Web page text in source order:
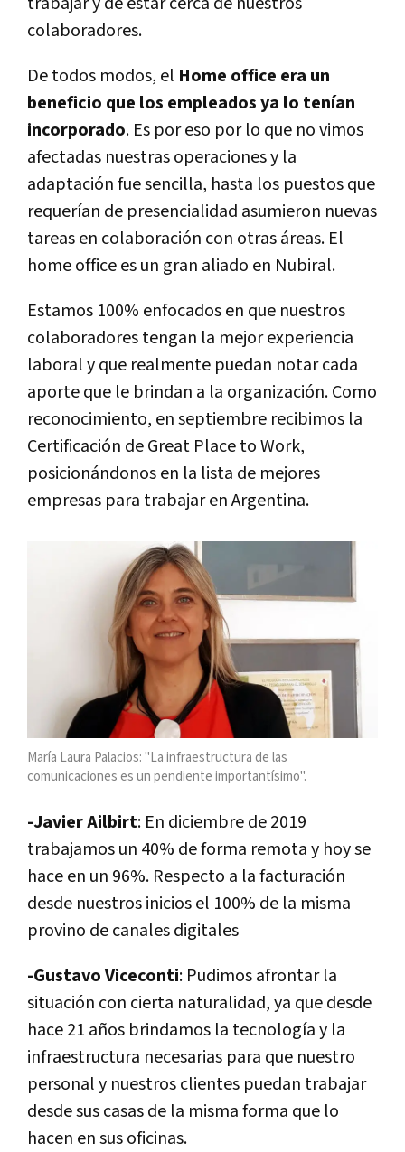
colaboradores.
De todos modos, el Home office era un
beneficio que los empleados ya lo tenían
incorporado. Es por eso por lo que no vimos
afectadas nuestras operaciones y la
adaptación fue sencilla, hasta los puestos que
requerían de presencialidad asumieron nuevas
tareas en colaboración con otras áreas. El
home office es un gran aliado en Nubiral.
Estamos 100% enfocados en que nuestros
colaboradores tengan la mejor experiencia
laboral y que realmente puedan notar cada
aporte que le brindan a la organización. Como
reconocimiento, en septiembre recibimos la
Certificación de Great Place to Work,
posicionándonos en la lista de mejores
empresas para trabajar en Argentina.
María Laura Palacios: "La infraestructura de las
comunicaciones es un pendiente importantísimo".
-Javier Ailbirt: En diciembre de 2019
trabajamos un 40% de forma remota y hoy se
hace en un 96%. Respecto a la facturación
desde nuestros inicios el 100% de la misma
provino de canales digitales
-Gustavo Viceconti: Pudimos afrontar la
situación con cierta naturalidad, ya que desde
hace 21 años brindamos la tecnología y la
infraestructura necesarias para que nuestro
personal y nuestros clientes puedan trabajar
desde sus casas de la misma forma que lo
hacen en sus oficinas.